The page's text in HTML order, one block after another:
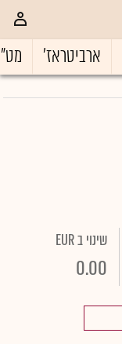
ארביטראז'
שינוי ב EUR
0.00